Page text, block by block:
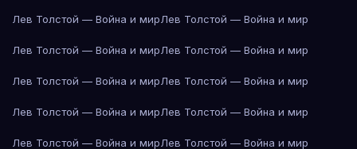
Лев Толстой — Война и мирЛев Толстой — Война и мир
Лев Толстой — Война и мирЛев Толстой — Война и мир
Лев Толстой — Война и мирЛев Толстой — Война и мир
Лев Толстой — Война и мирЛев Толстой — Война и мир
Лев Толстой — Война и мирЛев Толстой — Война и мир